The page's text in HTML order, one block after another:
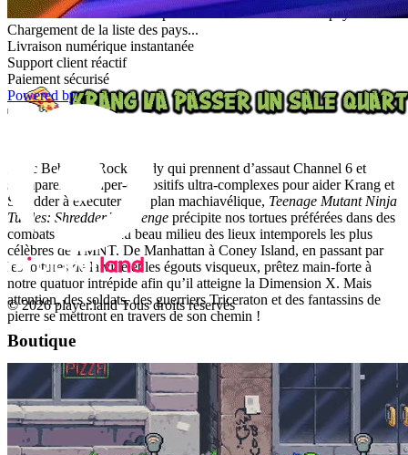
Avec Bebop et Rocksteady qui prennent d’assaut Channel 6 et
s’emparent de super-dispositifs ultra-complexes pour aider Krang et
Shredder à exécuter leur plan machiavélique, Teenage Mutant Ninja
Turtles: Shredder’s Revenge précipite nos tortues préférées dans des
combats farouches au beau milieu des lieux intemporels les plus
célèbres de TMNT. De Manhattan à Coney Island, en passant par
les toitures de la ville et les égouts visqueux, prêtez main-forte à
notre quatuor intrépide afin qu’il atteigne la Dimension X. Mais
attention, des soldats, des guerriers Triceraton et des fantassins de
pierre se mettront en travers de son chemin !
Cette édition est distribuée pour activation dans certains pays.
Chargement de la liste des pays...
Livraison numérique instantanée
Support client réactif
Paiement sécurisé
Powered by
© 2026 player.land Tous droits réservés
Boutique
PC
X-Box
e-cartes
Aide